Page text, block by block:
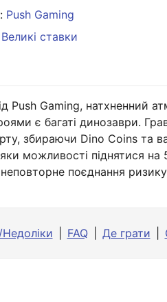
: Push Gaming
Великі ставки
Push Gaming, натхненний
є багаті динозаври.
збираючи Dino Coins та
можливості піднятися на 5
поєднання
FAQ Де грати